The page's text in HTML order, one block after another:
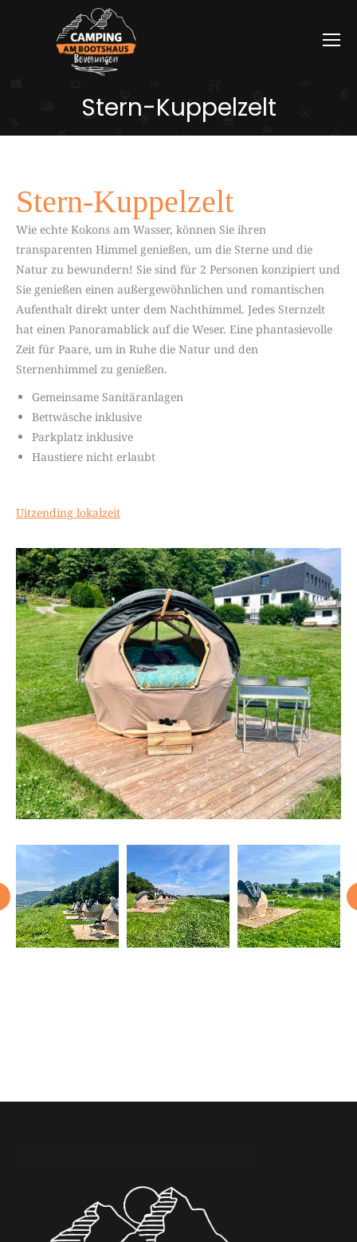
Stern-Kuppelzelt
Stern-Kuppelzelt
Wie echte Kokons am Wasser, können Sie ihren
transparenten Himmel genießen, um die Sterne und die
Natur zu bewundern! Sie sind für 2 Personen konzipiert und
Sie genießen einen außergewöhnlichen und romantischen
Aufenthalt direkt unter dem Nachthimmel. Jedes Sternzelt
hat einen Panoramablick auf die Weser. Eine phantasievolle
Zeit für Paare, um in Ruhe die Natur und den
Sternenhimmel zu genießen.
Gemeinsame Sanitäranlagen
Bettwäsche inklusive
Parkplatz inklusive
Haustiere nicht erlaubt
Uitzending lokalzeit